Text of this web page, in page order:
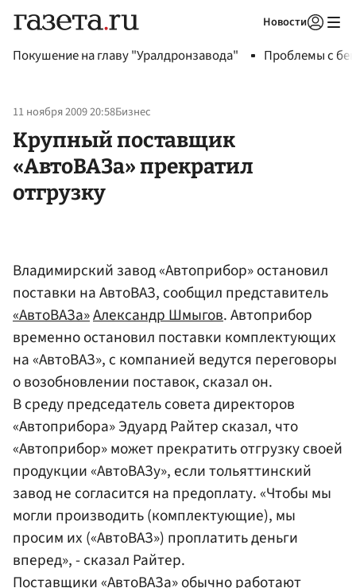
Новости
Покушение на главу "Уралдронзавода" Проблемы с
11 ноября 2009 20:58Бизнес
Крупный поставщик
«АвтоВАЗа» прекратил
отгрузку
Владимирский завод «Автоприбор» остановил
поставки на АвтоВАЗ, сообщил представитель
«АвтоВАЗа»Александр Шмыгов. Автоприбор
временно остановил поставки комплектующих
на «АвтоВАЗ», с компанией ведутся переговоры
о возобновлении поставок, сказал он.
В среду председатель совета директоров
«Автоприбора» Эдуард Райтер сказал, что
«Автоприбор» может прекратить отгрузку своей
продукции «АвтоВАЗу», если тольяттинский
завод не согласится на предоплату. «Чтобы мы
могли производить (комплектующие), мы
просим их («АвтоВАЗ») проплатить деньги
вперед», - сказал Райтер.
Поставщики «АвтоВАЗа» обычно работают